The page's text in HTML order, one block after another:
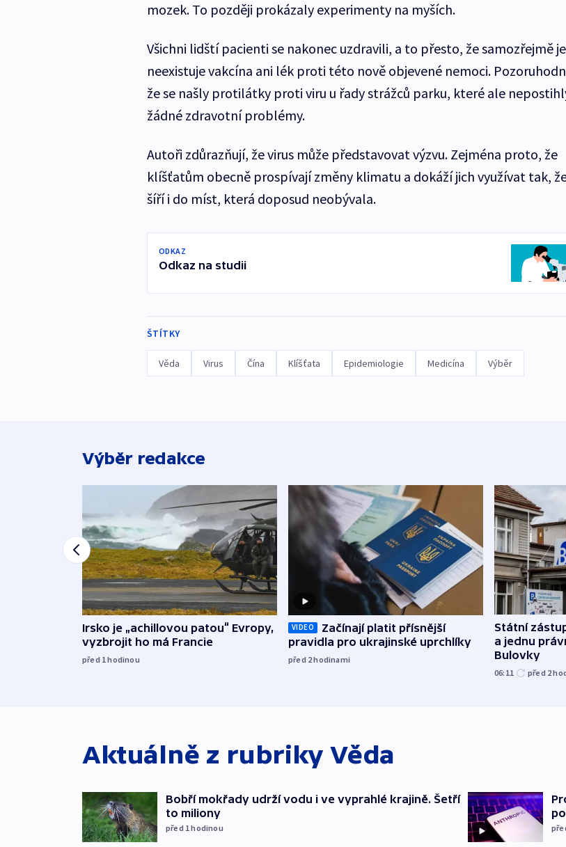
mozek. To později prokázaly experimenty na myších.
Všichni lidští pacienti se nakonec uzdravili, a to přesto, že samozřejmě
neexistuje vakcína ani lék proti této nově objevené nemoci.
že se našly protilátky proti viru u řady strážců parku, které ale
žádné zdravotní problémy.
Autoři zdůrazňují, že virus může představovat výzvu. Zejména proto, že
klíšťatům obecně prospívají změny klimatu a dokáží jich využívat tak,
šíří i do míst, která doposud neobývala.
ODKAZ
Odkaz na studii
ŠTÍTKY
Věda Virus Čína Klíšťata Epidemiologie Medicína Výběr
Výběr redakce
Irsko je „achillovou patou“ Evropy,
vyzbrojit ho má Francie
před 1hodinou
VIDEO
Začínají platit přísnější
pravidla pro ukrajinské uprchlíky
před 2hodinami
Státní
a jednu
Bulovky
06:11 před 2
Aktuálně z rubrikyVěda
Bobří mokřady udrží vodu i ve vyprahlé krajině. Šetří
to miliony
před 1hodinou